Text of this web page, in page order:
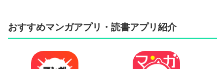
おすすめマンガアプリ・読書アプリ紹介